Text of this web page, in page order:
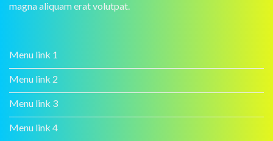
magna aliquam erat volutpat.
Menu link 1
Menu link 2
Menu link 3
Menu link 4